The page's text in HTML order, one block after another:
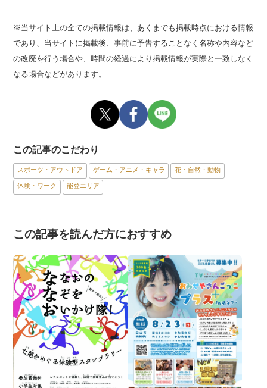
※当サイト上の全ての掲載情報は、あくまでも掲載時点における情報
であり、当サイトに掲載後、事前に予告することなく名称や内容など
の改廃を行う場合や、時間の経過により掲載情報が実際と一致しなく
なる場合などがあります。
この記事のこだわり
スポーツ・アウトドア ゲーム・アニメ・キャラ 花・自然・動物
体験・ワーク 能登エリア
この記事を読んだ方におすすめ